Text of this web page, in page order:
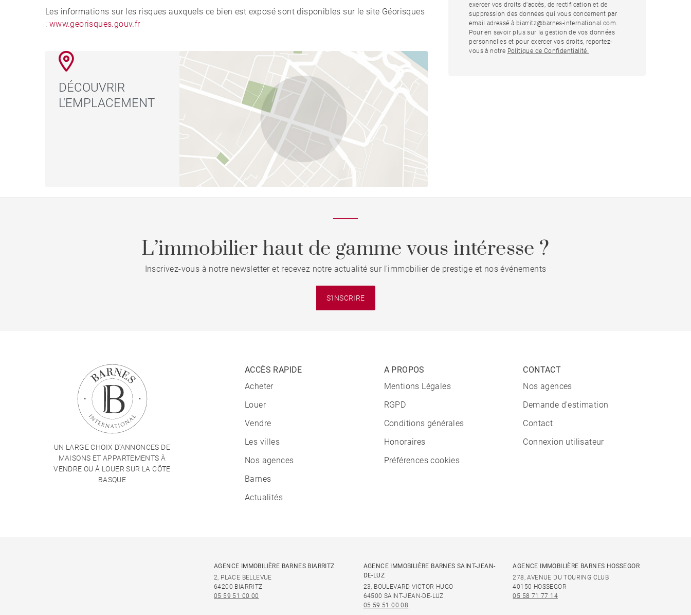
Les informations sur les risques auxquels ce bien est exposé sont disponibles sur le site Géorisques
: www.georisques.gouv.fr
DÉCOUVRIR
L'EMPLACEMENT
exercer vos droits d'accès, de rectification et de
suppression des données qui vous concernent par
email adressé à biarritz@barnes-international.com.
Pour en savoir plus sur la gestion de vos données
personnelles et pour exercer vos droits, reportez-
vous à notre Politique de Confidentialité.
L’immobilier haut de gamme vous intéresse ?
Inscrivez-vous à notre newsletter et recevez notre actualité sur l'immobilier de prestige et nos événements
S'INSCRIRE
UN LARGE CHOIX D'ANNONCES DE
MAISONS ET APPARTEMENTS À
VENDRE OU À LOUER SUR LA CÔTE
BASQUE
ACCÈS RAPIDE
Acheter
Louer
Vendre
Les villes
Nos agences
Barnes
Actualités
A PROPOS
Mentions Légales
RGPD
Conditions générales
Honoraires
Préférences cookies
CONTACT
Nos agences
Demande d'estimation
Contact
Connexion utilisateur
AGENCE IMMOBILIÈRE BARNES BIARRITZ
2, PLACE BELLEVUE
64200 BIARRITZ
05 59 51 00 00
AGENCE IMMOBILIÈRE BARNES SAINT-JEAN-
DE-LUZ
23, BOULEVARD VICTOR HUGO
64500 SAINT-JEAN-DE-LUZ
05 59 51 00 08
AGENCE IMMOBILIÈRE BARNES HOSSEGOR
278, AVENUE DU TOURING CLUB
40150 HOSSEGOR
05 58 71 77 14